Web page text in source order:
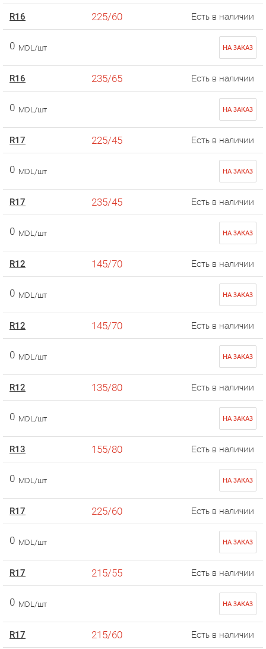
R16 225/60 Есть в наличии
0 MDL/шт НА ЗАКАЗ
R16 235/65 Есть в наличии
0 MDL/шт НА ЗАКАЗ
R17 225/45 Есть в наличии
0 MDL/шт НА ЗАКАЗ
R17 235/45 Есть в наличии
0 MDL/шт НА ЗАКАЗ
R12 145/70 Есть в наличии
0 MDL/шт НА ЗАКАЗ
R12 145/70 Есть в наличии
0 MDL/шт НА ЗАКАЗ
R12 135/80 Есть в наличии
0 MDL/шт НА ЗАКАЗ
R13 155/80 Есть в наличии
0 MDL/шт НА ЗАКАЗ
R17 225/60 Есть в наличии
0 MDL/шт НА ЗАКАЗ
R17 215/55 Есть в наличии
0 MDL/шт НА ЗАКАЗ
R17 215/60 Есть в наличии